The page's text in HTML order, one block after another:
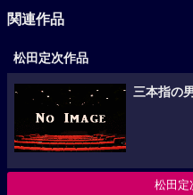
関連作品
松田定次作品
三本指の
松田定